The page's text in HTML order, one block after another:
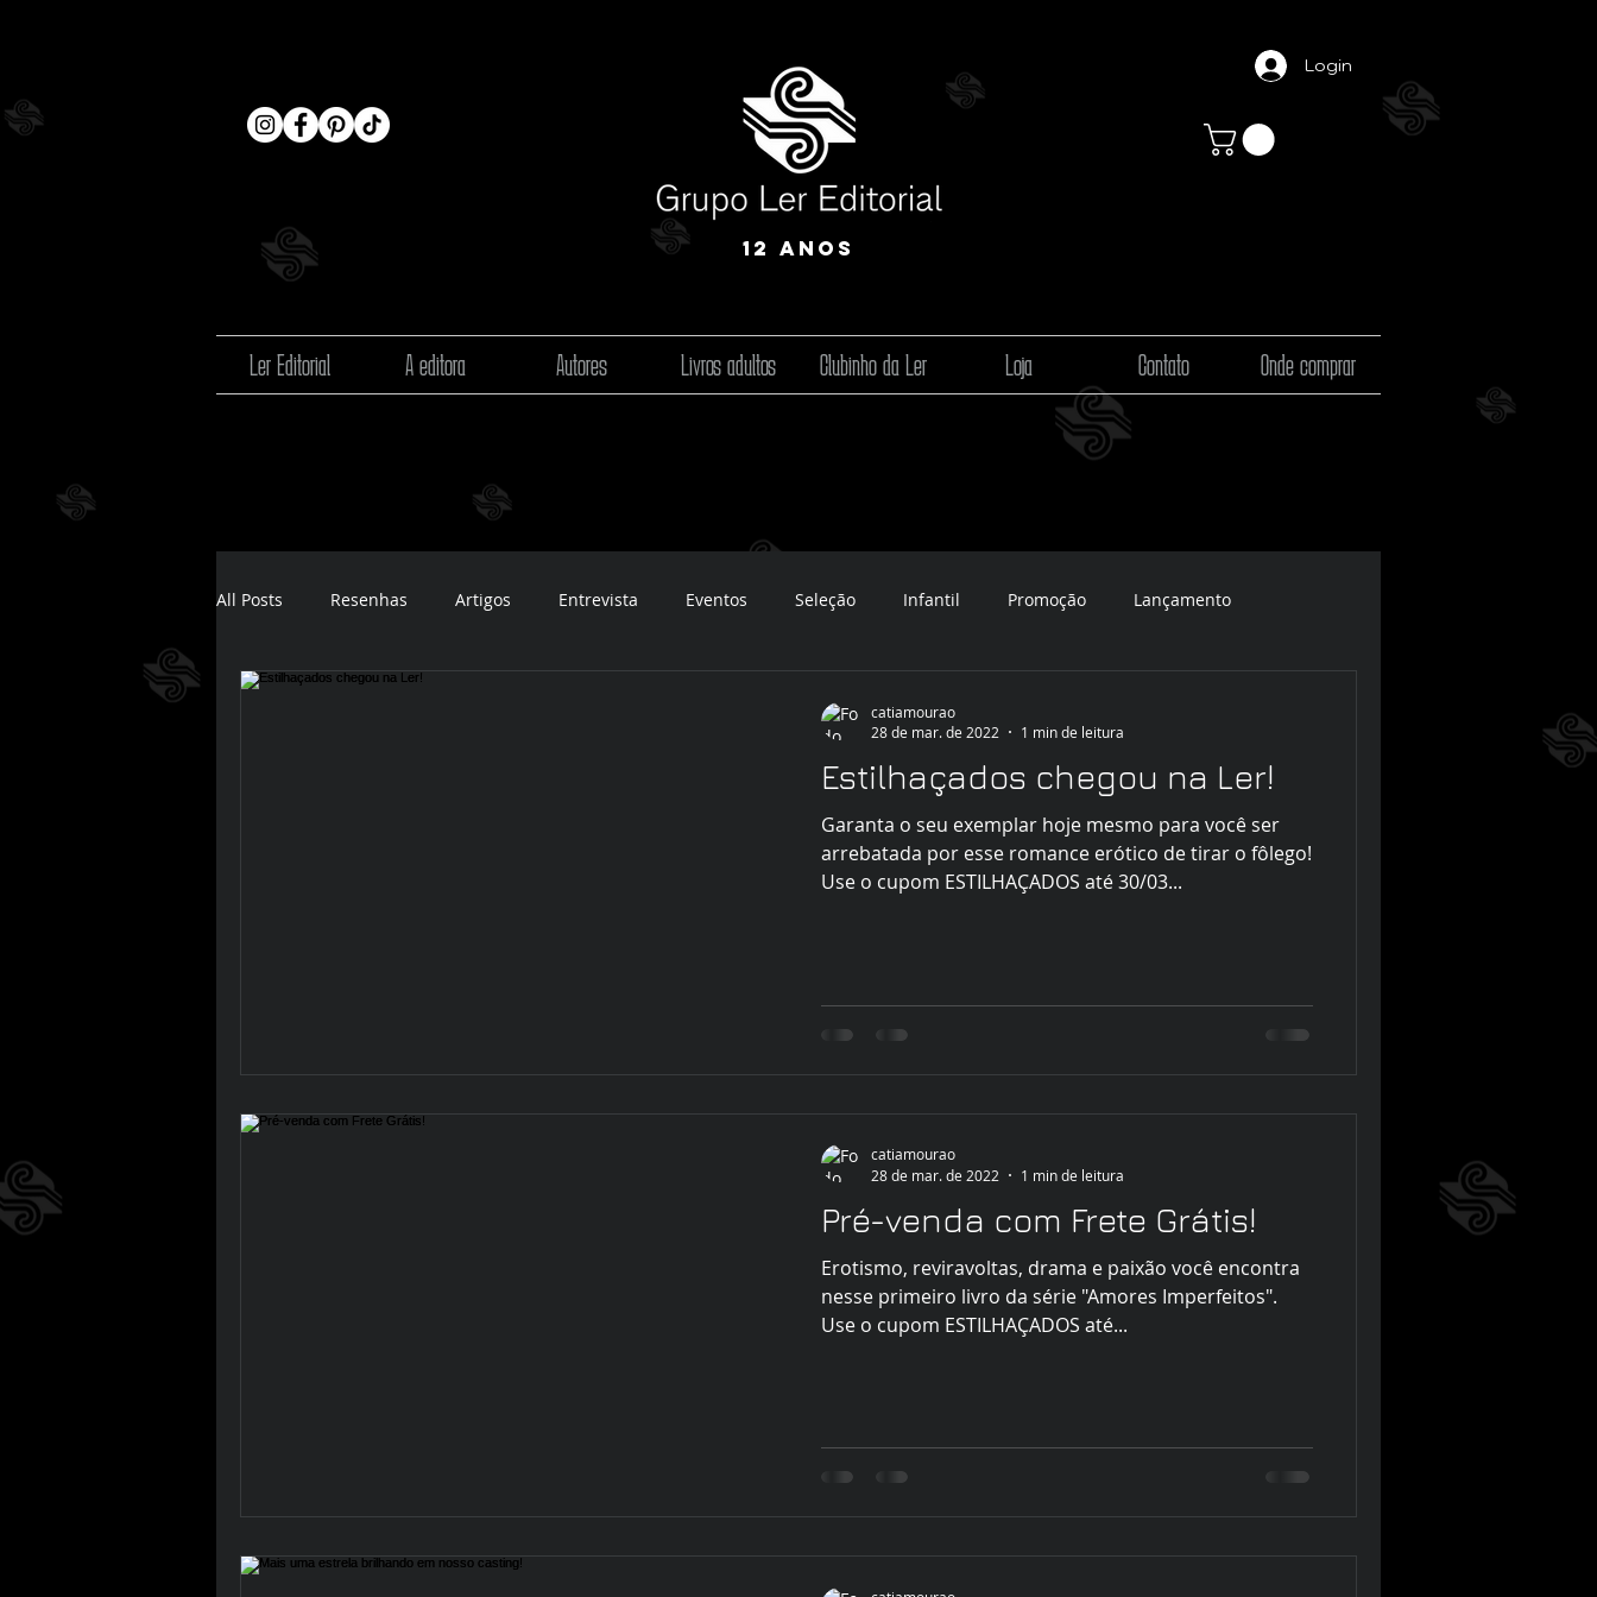
12 anos
Login
Ler Editorial A editora Autores Livros adultos Clubinho da Ler Loja Contato Onde comprar
All Posts Resenhas Artigos Entrevista Eventos Seleção Infantil Promoção Lançamento
Estilhaçados chegou na Ler!
Garanta o seu exemplar hoje mesmo para você ser
arrebatada por esse romance erótico de tirar o fôlego!
Use o cupom ESTILHAÇADOS até 30/03...
catiamourao
28 de mar. de 2022
1 min de leitura
Pré-venda com Frete Grátis!
Erotismo, reviravoltas, drama e paixão você encontra
nesse primeiro livro da série "Amores Imperfeitos".
Use o cupom ESTILHAÇADOS até...
catiamourao
28 de mar. de 2022
1 min de leitura